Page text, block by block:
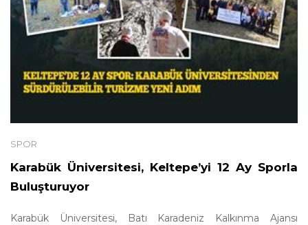
SPOR
Karabük Üniversitesi, Keltepe’yi 12 Ay Sporla
Buluşturuyor
Karabük Üniversitesi, Batı Karadeniz Kalkınma Ajansı